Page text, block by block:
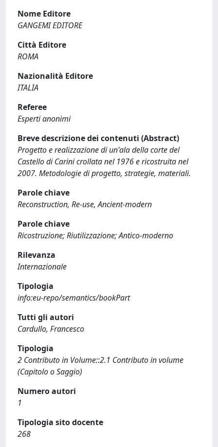
Nome Editore
GANGEMI EDITORE
Città Editore
ROMA
Nazionalità Editore
ITALIA
Referee
Esperti anonimi
Breve descrizione dei contenuti (Abstract)
Progetto e realizzazione di un'ala della corte del
Castello di Carini crollata nel 1976 e ricostruita nel
2007. Metodologie di progetto, strategie, materiali.
Parole chiave
Reconstruction, Re-use, Ancient-modern
Parole chiave
Ricostruzione; Riutilizzazione; Antico-moderno
Rilevanza
Internazionale
Tipologia
info:eu-repo/semantics/bookPart
Tutti gli autori
Cardullo, Francesco
Tipologia
2 Contributo in Volume::2.1 Contributo in volume
(Capitolo o Saggio)
Numero autori
1
Tipologia sito docente
268